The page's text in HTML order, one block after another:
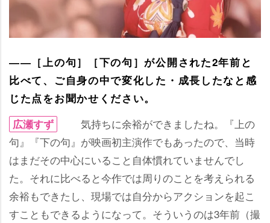
――［上の句］［下の句］が公開された2年前と
比べて、ご自身の中で変化した・成長したなと感
じた点をお聞かせください。
広瀬すず
気持ちに余裕ができましたね。『上の
句』『下の句』が映画初主演作でもあったので、当時
はまだその中心にいること自体慣れていませんでし
た。それに比べると今作では周りのことを考えられる
余裕もできたし、現場では自分からアクションを起こ
すこともできるようになって。そういうのは3年前（撮